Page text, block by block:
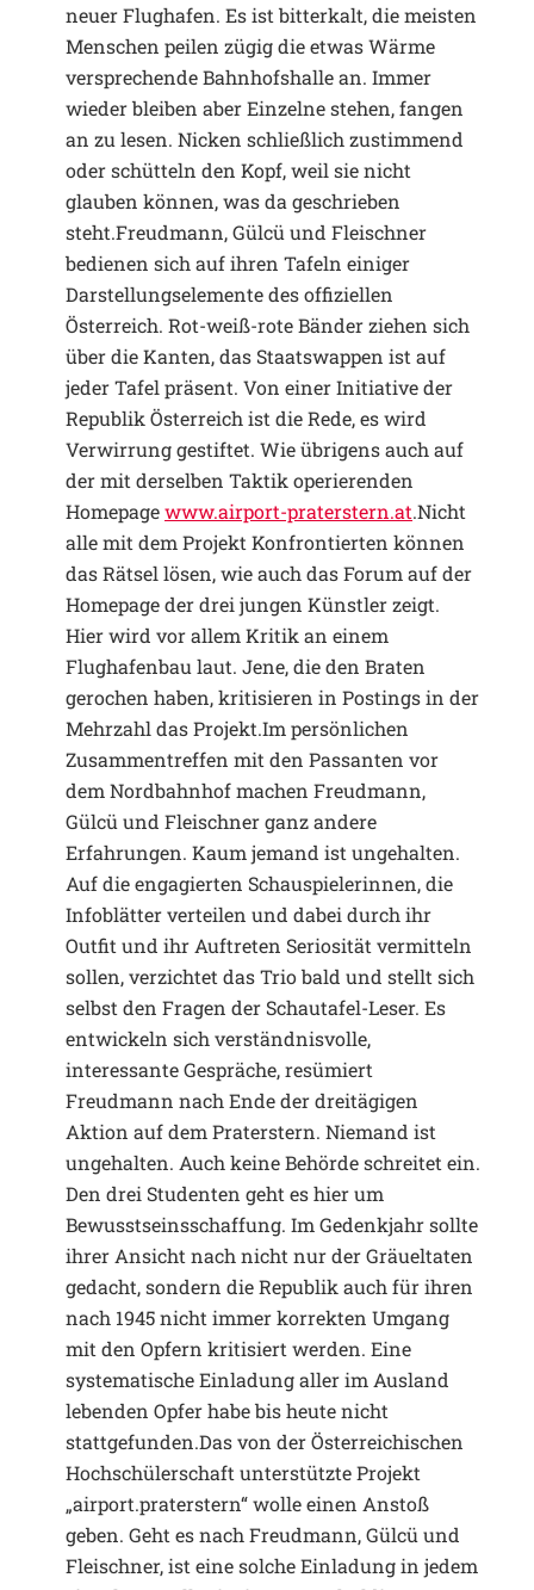
neuer Flughafen. Es ist bitterkalt, die meisten
Menschen peilen zügig die etwas Wärme
versprechende Bahnhofshalle an. Immer
wieder bleiben aber Einzelne stehen, fangen
an zu lesen. Nicken schließlich zustimmend
oder schütteln den Kopf, weil sie nicht
glauben können, was da geschrieben
steht.Freudmann, Gülcü und Fleischner
bedienen sich auf ihren Tafeln einiger
Darstellungselemente des offiziellen
Österreich. Rot-weiß-rote Bänder ziehen sich
über die Kanten, das Staatswappen ist auf
jeder Tafel präsent. Von einer Initiative der
Republik Österreich ist die Rede, es wird
Verwirrung gestiftet. Wie übrigens auch auf
der mit derselben Taktik operierenden
Homepagewww.airport-praterstern.at.Nicht
alle mit dem Projekt Konfrontierten können
das Rätsel lösen, wie auch das Forum auf der
Homepage der drei jungen Künstler zeigt.
Hier wird vor allem Kritik an einem
Flughafenbau laut. Jene, die den Braten
gerochen haben, kritisieren in Postings in der
Mehrzahl das Projekt.Im persönlichen
Zusammentreffen mit den Passanten vor
dem Nordbahnhof machen Freudmann,
Gülcü und Fleischner ganz andere
Erfahrungen. Kaum jemand ist ungehalten.
Auf die engagierten Schauspielerinnen, die
Infoblätter verteilen und dabei durch ihr
Outfit und ihr Auftreten Seriosität vermitteln
sollen, verzichtet das Trio bald und stellt sich
selbst den Fragen der Schautafel-Leser. Es
entwickeln sich verständnisvolle,
interessante Gespräche, resümiert
Freudmann nach Ende der dreitägigen
Aktion auf dem Praterstern. Niemand ist
ungehalten. Auch keine Behörde schreitet ein.
Den drei Studenten geht es hier um
Bewusstseinsschaffung. Im Gedenkjahr sollte
ihrer Ansicht nach nicht nur der Gräueltaten
gedacht, sondern die Republik auch für ihren
nach 1945 nicht immer korrekten Umgang
mit den Opfern kritisiert werden. Eine
systematische Einladung aller im Ausland
lebenden Opfer habe bis heute nicht
stattgefunden.Das von der Österreichischen
Hochschülerschaft unterstützte Projekt
„airport.praterstern“ wolle einen Anstoß
geben. Geht es nach Freudmann, Gülcü und
Fleischner, ist eine solche Einladung in jedem